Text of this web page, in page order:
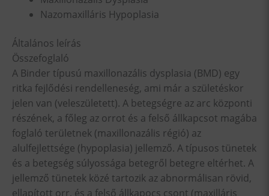
Nazomaxilláris Hypoplasia
Általános leírás
Összefoglaló
A Binder típusú maxillonazális dysplasia (BMD) egy
ritka fejlődési rendelleneség, ami már a születéskor
jelen van (veleszületett). A betegségre az arc központi
részének, a főleg az orrot és a felső állkapcsot magába
foglaló területnek (maxillonazális régió) az
alulfejlettsége (hypoplasia) jellemző. A típusos tünetek
és a betegség súlyossága betegről betegre eltérhet. A
jellemző tünetek közé tartozik az abnormálisan rövid,
ellapított orr, és a felső állkapocs csont (maxilláris